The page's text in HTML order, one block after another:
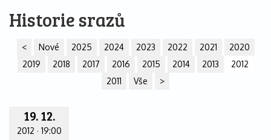
Historie srazů
< Nové 2025 2024 2023 2022 2021
2020
2019
2018 2017 2016 2015 2014 2013
2012
2011
Vše >
19. 12.
2012 · 19:00